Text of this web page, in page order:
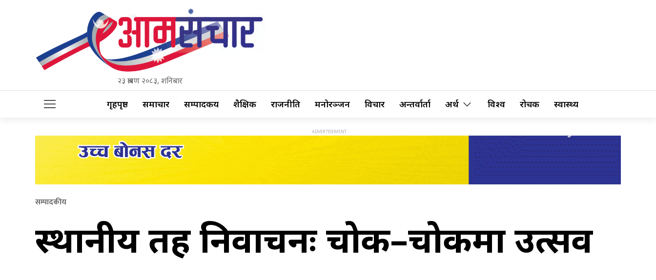
२३ श्रावण २०८३, शनिबार
गृहपृष्ठ समाचार सम्पादकीय शैक्षिक राजनीति मनोरञ्जन विचार अन्तर्वार्ता अर्थ विश्व रोचक स्वास्थ्य
सम्पादकीय
स्थानीय तह निर्वाचनः चोक–चोकमा उत्सव